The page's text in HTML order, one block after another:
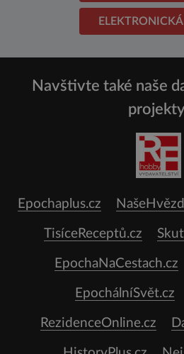
ELEKTRONICKÁ
Navštivte také naše
Epochaplus.cz
TisíceReceptů.cz
EpochaNaCestach.cz
EpochálníSvět.cz
RezidenceOnline.cz